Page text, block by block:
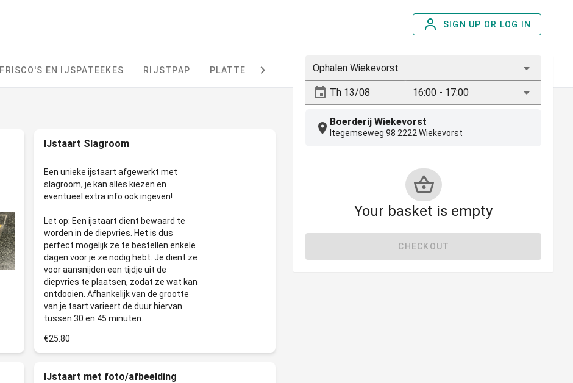
SIGN UP OR LOG IN
FRISCO'S EN IJSPATEEKES RIJSTPAP PLATTEKAASTAART CHOCOMOUSSE TIRAMISU
Ophalen Wiekevorst
16:00 - 17:00
Boerderij Wiekevorst
Itegemseweg 98 2222 Wiekevorst
Your basket is empty
CHECKOUT
IJstaart Slagroom
Een unieke ijstaart afgewerkt met
slagroom, je kan alles kiezen en
eventueel extra info ook ingeven!
Let op: Een ijstaart dient bewaard te
worden in de diepvries. Het is dus
perfect mogelijk ze te bestellen enkele
dagen voor je ze nodig hebt. Je dient ze
voor aansnijden een tijdje uit de
diepvries te plaatsen, zodat ze wat kan
ontdooien. Afhankelijk van de grootte
van je taart varieert de duur hiervan
€25.80
IJstaart met foto/afbeelding